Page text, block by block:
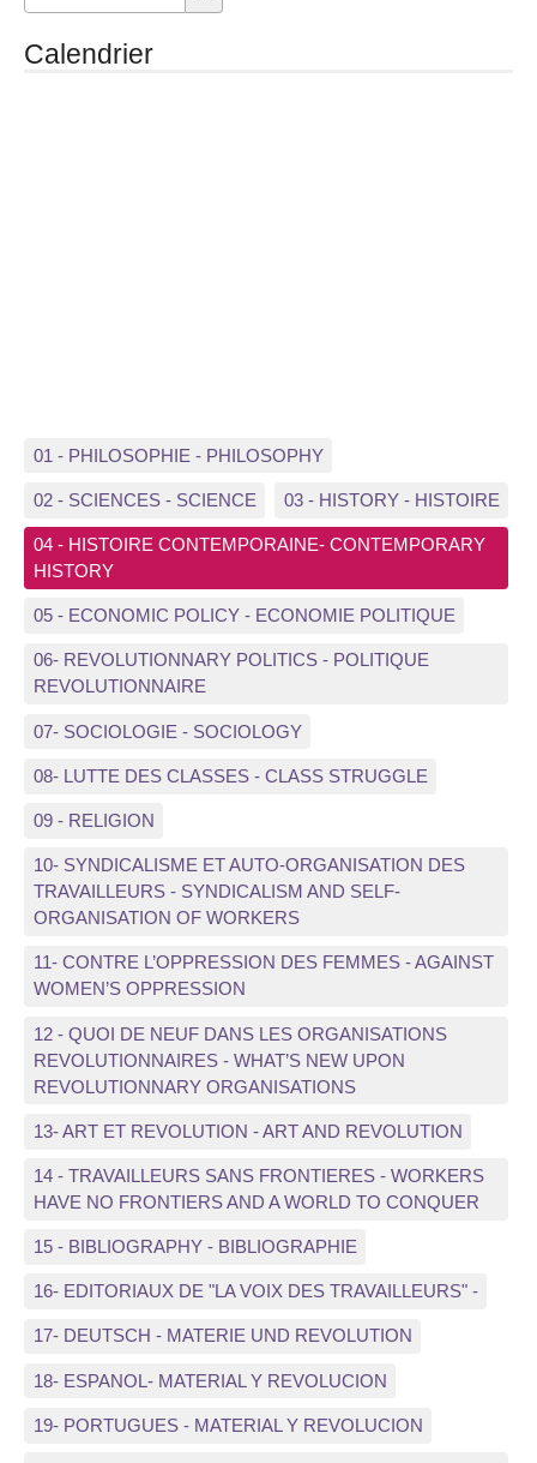
Calendrier
01 - PHILOSOPHIE - PHILOSOPHY
02 - SCIENCES - SCIENCE 03 - HISTORY - HISTOIRE
04 - HISTOIRE CONTEMPORAINE- CONTEMPORARY
HISTORY
05 - ECONOMIC POLICY - ECONOMIE POLITIQUE
06- REVOLUTIONNARY POLITICS - POLITIQUE
REVOLUTIONNAIRE
07- SOCIOLOGIE - SOCIOLOGY
08- LUTTE DES CLASSES - CLASS STRUGGLE
09 - RELIGION
10- SYNDICALISME ET AUTO-ORGANISATION DES
TRAVAILLEURS - SYNDICALISM AND SELF-
ORGANISATION OF WORKERS
11- CONTRE L’OPPRESSION DES FEMMES - AGAINST
WOMEN’S OPPRESSION
12 - QUOI DE NEUF DANS LES ORGANISATIONS
REVOLUTIONNAIRES - WHAT’S NEW UPON
REVOLUTIONNARY ORGANISATIONS
13- ART ET REVOLUTION - ART AND REVOLUTION
14 - TRAVAILLEURS SANS FRONTIERES - WORKERS
HAVE NO FRONTIERS AND A WORLD TO CONQUER
15 - BIBLIOGRAPHY - BIBLIOGRAPHIE
16- EDITORIAUX DE "LA VOIX DES TRAVAILLEURS" -
17- DEUTSCH - MATERIE UND REVOLUTION
18- ESPANOL- MATERIAL Y REVOLUCION
19- PORTUGUES - MATERIAL Y REVOLUCION